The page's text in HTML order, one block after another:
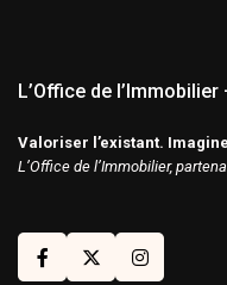
L’Office de l’Immobilier
Valoriser l’existant.
L’Office de l’Immobilier,